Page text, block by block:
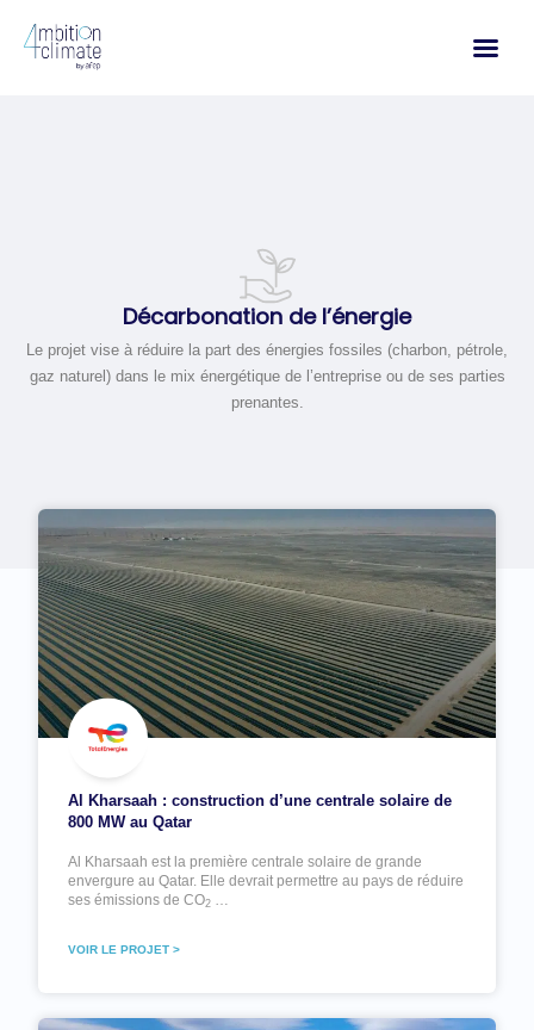
contenu
Décarbonation de l’énergie
Le projet vise à réduire la part des énergies fossiles (charbon, pétrole,
gaz naturel) dans le mix énergétique de l’entreprise ou de ses parties
prenantes.
Al Kharsaah : construction d’une centrale solaire de
800 MW au Qatar
Al Kharsaah est la première centrale solaire de grande
envergure au Qatar. Elle devrait permettre au pays de réduire
ses émissions de CO2
VOIR LE PROJET >